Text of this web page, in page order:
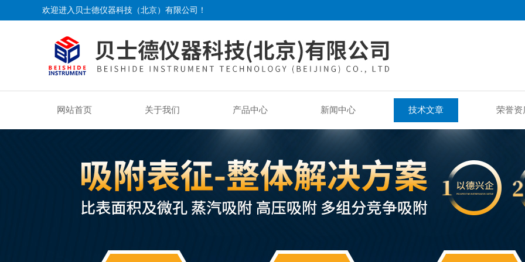
欢迎进入贝士德仪器科技（北京）有限公司！
网站首页 关于我们 产品中心 新闻中心 技术文章 荣誉资